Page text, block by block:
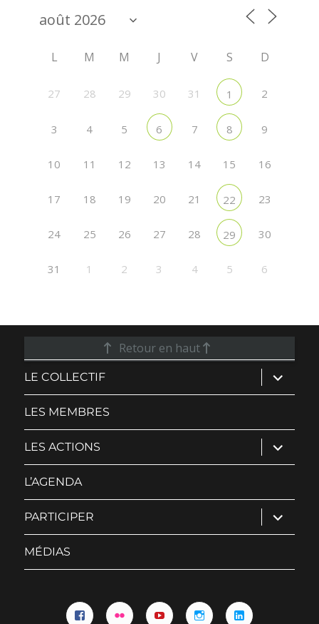
L M M J V S D
27 28 29 30 31 1 2
3 4 5 6 7 8 9
10 11 12 13 14 15 16
17 18 19 20 21 22 23
24 25 26 27 28 29 30
31 1 2 3 4 5 6
Retour en haut
LE COLLECTIF ouvrir
le
sous-
LES MEMBRES
LES ACTIONS ouvrir
le
sous-
L’AGENDA
PARTICIPER ouvrir
le
sous-
MÉDIAS